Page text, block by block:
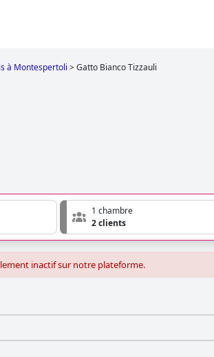
à Montespertoli >Gatto Bianco Tizzauli
1 chambre
2 clients
inactif sur notre plateforme.